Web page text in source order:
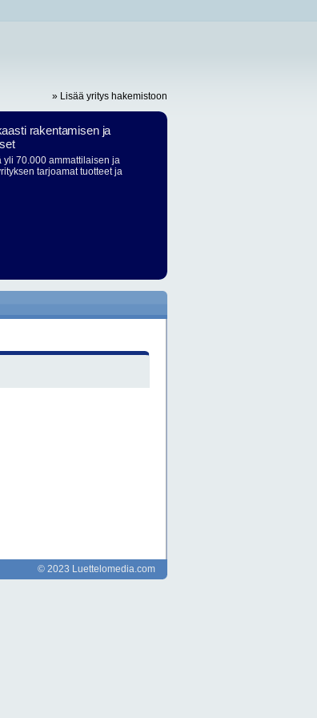
» Lisää yritys hakemistoon
rakentamisen ja
yli 70.000 ammattilaisen ja
tarjoamat tuotteet ja
© 2023 Luettelomedia.com